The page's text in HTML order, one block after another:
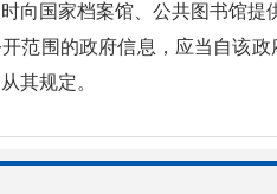
向国家档案馆、公共图书馆提
范围的政府信息，应当自该
其规定。